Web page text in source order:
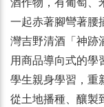
一起赤著腳彎著腰
灣吉野清酒「神跡
用商品導向式的學
學生親身學習，重
從土地播種、釀製